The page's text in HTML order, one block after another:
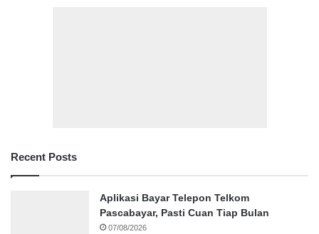
Recent Posts
Aplikasi Bayar Telepon Telkom
Pascabayar, Pasti Cuan Tiap Bulan
07/08/2026